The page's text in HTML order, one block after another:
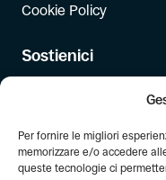
Per fornire le migliori
memorizzare e/o accedere
queste tecnologie ci
Cookie Policy
Sostienici
Dona il 5 per mille